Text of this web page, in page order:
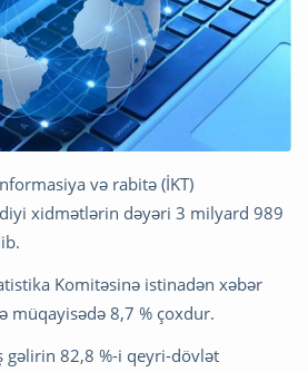
və rabitə (İKT)
xidmətlərin dəyəri 3 milyard 989
Komitəsinə istinadən xəbər
müqayisədə 8,7 % çoxdur.
gəlirin 82,8 %-i qeyri-dövlət